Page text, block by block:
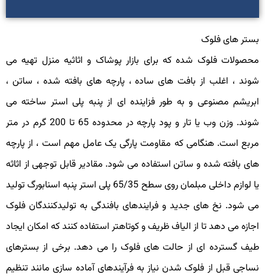
بستر های فلوک
محصولات فلوک شده که برای بازار پوشاک و اثاثیه منزل تهیه می
شوند ، اغلب از بافت های ساده ، پارچه های بافته شده ، ساتن ،
ابریشم مصنوعی و به طور فزاینده ای از پنبه پلی استر ساخته می
شوند. وزن وب یا تار و پود پارچه در محدوده 65 تا 200 گرم در متر
مربع است. هنگامی که مقاومت پارگی یک عامل مهم است ، از پارچه
های بافته شده و ساتن استفاده می شود. مقادیر قابل توجهی از اثاثه
یا لوازم داخلی مبلمان روی سطح 65/35 پلی استر پنبه اسنابورگ تولید
می شود. نخ های جدید و فرایندهای بافندگی به تولیدکنندگان فلوک
اجازه می دهد تا از الیاف ظریف و کوتاهتر استفاده کنند که امکان ایجاد
طیف گسترده ای از حالت های فلوک را می دهد. برخی از بسترهای
نساجی قبل از فلوک شدن نیاز به فرآیندهای آماده سازی مانند تنظیم